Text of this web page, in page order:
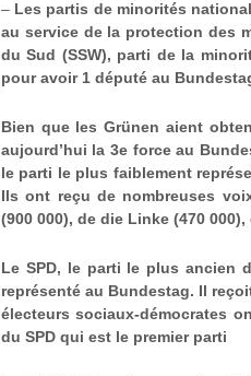
– Les partis de minorités
au service de la protection des
du Sud (SSW), parti de la
pour avoir 1 député au
Bien que les Grünen aient
aujourd’hui la 3eforce au
le parti le plus faiblement
Ils ont reçu de nombreuses
(900 000), de die Linke (470
Le SPD, le parti le plus ancien
représenté au Bundestag. Il
électeurs sociaux-démocrates
du SPD qui est le premier parti